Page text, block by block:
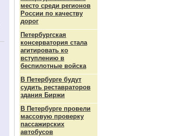
место среди регионов
России по качеству
дорог
Петербургская
консерватория стала
агитировать ко
вступлению в
беспилотные войска
В Петербурге будут
судить реставраторов
здания Биржи
В Петербурге провели
массовую проверку
пассажирских
автобусов